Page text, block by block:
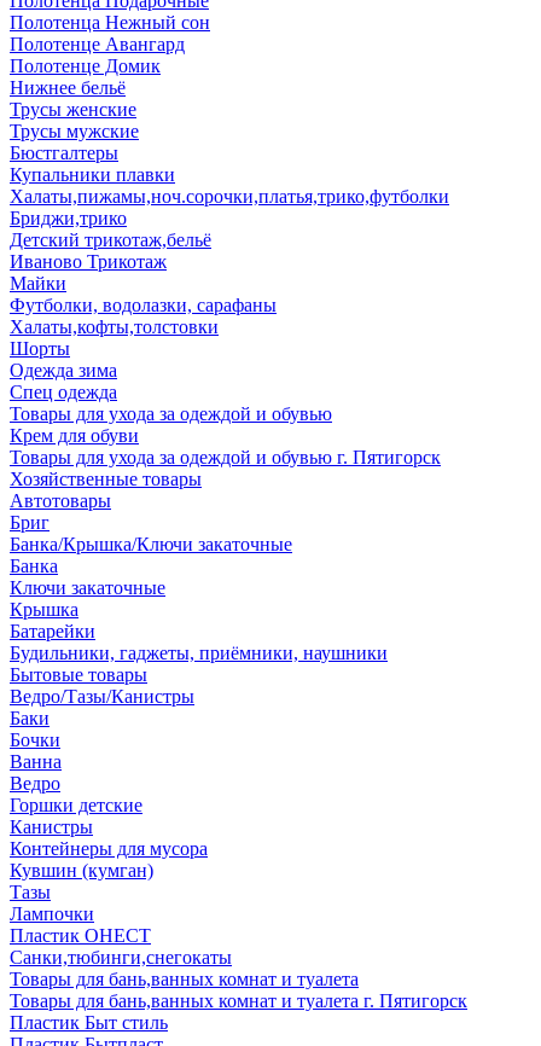
Полотенца Нежный сон
Полотенце Авангард
Полотенце Домик
Нижнее бельё
Трусы женские
Трусы мужские
Бюстгалтеры
Купальники плавки
Халаты,пижамы,ноч.сорочки,платья,трико,футболки
Бриджи,трико
Детский трикотаж,бельё
Иваново Трикотаж
Майки
Футболки, водолазки, сарафаны
Халаты,кофты,толстовки
Шорты
Одежда зима
Спец одежда
Товары для ухода за одеждой и обувью
Крем для обуви
Товары для ухода за одеждой и обувью г. Пятигорск
Хозяйственные товары
Автотовары
Бриг
Банка/Крышка/Ключи закаточные
Банка
Ключи закаточные
Крышка
Батарейки
Будильники, гаджеты, приёмники, наушники
Бытовые товары
Ведро/Тазы/Канистры
Баки
Бочки
Ванна
Ведро
Горшки детские
Канистры
Контейнеры для мусора
Кувшин (кумган)
Тазы
Лампочки
Пластик ОНЕСТ
Санки,тюбинги,снегокаты
Товары для бань,ванных комнат и туалета
Товары для бань,ванных комнат и туалета г. Пятигорск
Пластик Быт стиль